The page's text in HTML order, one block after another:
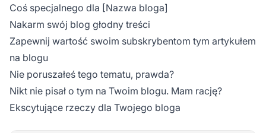
Coś specjalnego dla [Nazwa bloga]
Nakarm swój blog głodny treści
Zapewnij wartość swoim subskrybentom tym artykułem
na blogu
Nie poruszałeś tego tematu, prawda?
Nikt nie pisał o tym na Twoim blogu. Mam rację?
Ekscytujące rzeczy dla Twojego bloga